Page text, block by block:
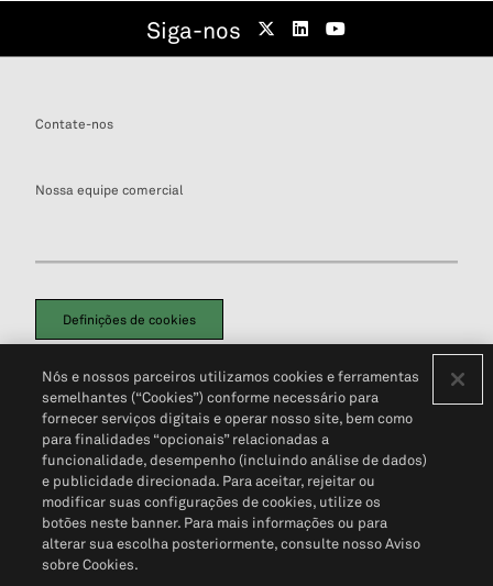
Siga-nos
Contate-nos
Nossa equipe comercial
Definições de cookies
Política de PrivacidadePortal de privacidade do cliente (em inglês)
Não Venda Minhas Informações Pessoais© 2026 S&P Global
Nós e nossos parceiros utilizamos cookies e ferramentas
semelhantes (“Cookies”) conforme necessário para
fornecer serviços digitais e operar nosso site, bem como
para finalidades “opcionais” relacionadas a
funcionalidade, desempenho (incluindo análise de dados)
e publicidade direcionada. Para aceitar, rejeitar ou
modificar suas configurações de cookies, utilize os
botões neste banner. Para mais informações ou para
alterar sua escolha posteriormente, consulte nosso Aviso
sobre Cookies.